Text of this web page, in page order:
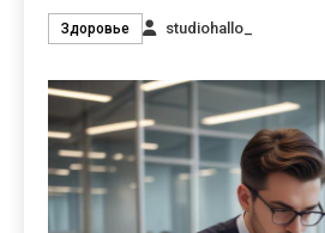
Здоровье studiohallo_